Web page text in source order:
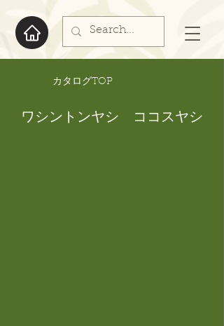
​カタログTOP
ワシントンヤシ ココスヤシ